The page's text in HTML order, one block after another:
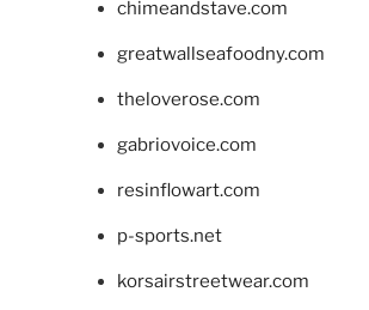
chimeandstave.com
greatwallseafoodny.com
theloverose.com
gabriovoice.com
resinflowart.com
p-sports.net
korsairstreetwear.com